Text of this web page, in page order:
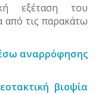
εξέταση του
από τις παρακάτω
αναρρόφησης
βιοψία